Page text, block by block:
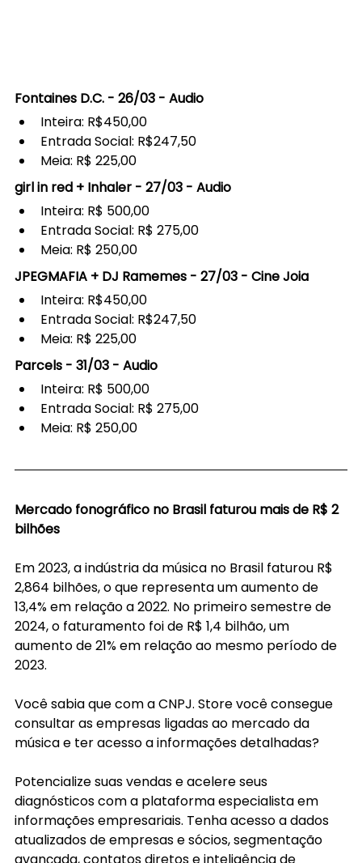
Fontaines D.C. - 26/03 - Audio
Inteira: R$450,00
Entrada Social: R$247,50
Meia: R$ 225,00
girl in red + Inhaler - 27/03 - Audio
Inteira: R$ 500,00
Entrada Social: R$ 275,00
Meia: R$ 250,00
JPEGMAFIA + DJ Ramemes - 27/03 - Cine Joia
Inteira: R$450,00
Entrada Social: R$247,50
Meia: R$ 225,00
Parcels - 31/03 - Audio
Inteira: R$ 500,00
Entrada Social: R$ 275,00
Meia: R$ 250,00
Mercado fonográfico no Brasil faturou mais de R$ 2
bilhões
Em 2023, a indústria da música no Brasil faturou R$
2,864 bilhões, o que representa um aumento de
13,4% em relação a 2022. No primeiro semestre de
2024, o faturamento foi de R$ 1,4 bilhão, um
aumento de 21% em relação ao mesmo período de
2023.
Você sabia que com a CNPJ. Store você consegue
consultar as empresas ligadas ao mercado da
música e ter acesso a informações detalhadas?
Potencialize suas vendas e acelere seus
diagnósticos com a plataforma especialista em
informações empresariais. Tenha acesso a dados
atualizados de empresas e sócios, segmentação
avançada, contatos diretos e inteligência de